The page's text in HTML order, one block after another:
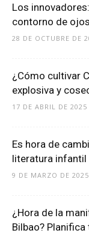
Los
contorno de ojos
28 DE OCTUBRE DE
¿Cómo cultivar
explosiva y
17 DE ABRIL DE 2025
Es hora de
literatura infantil
9 DE MARZO DE 2025
¿Hora de la
Bilbao? Planifica